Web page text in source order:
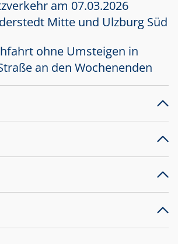
am 07.03.2026
Mitte und Ulzburg Süd
ohne Umsteigen in
an den Wochenenden
der Bauarbeiten am
Sperrung der Bahnstraße in
verlängert den